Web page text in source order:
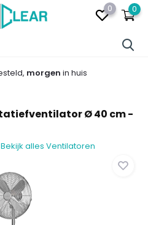
0 0
morgen in huis
Ø 40 cm -
Bekijk alles Ventilatoren